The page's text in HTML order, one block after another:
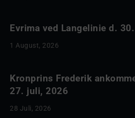
Evrima ved Langelinie d.
1 August, 2026
Kronprins Frederik
27. juli, 2026
28 Juli, 2026